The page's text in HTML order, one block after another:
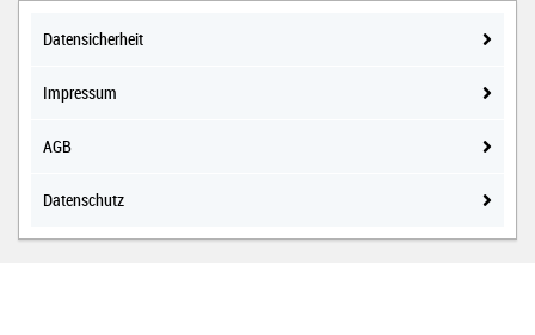
Datensicherheit
Impressum
AGB
Datenschutz